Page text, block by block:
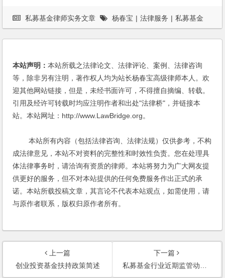
私募基金律师实务文章 杨春宝 | 法律服务 | 私募基金
本站声明：本站所载之法律论文、法律评论、案例、法律咨询
等，除非另有注明，著作权人均为站长杨春宝高级律师本人。欢
迎其他网站链接，但是，未经书面许可，不得擅自摘编、转载。
引用及经许可转载时均应注明作者和出处"法律桥"，并链接本
站。本站网址：http://www.LawBridge.org。
本站所有内容（包括法律咨询、法律法规）仅供参考，不构
成法律意见，本站不对资料的完整性和时效性负责。您在处理具
体法律事务时，请洽询有资质的律师。本站将努力为广大网友提
供更好的服务，但不对本站提供的任何免费服务作出正式的承
诺。本站所载投稿文章，其言论不代表本站观点，如需使用，请
与原作者联系，版权归原作者所有。
上一篇
创业投资基金扶持政策简述
下一篇
私募基金行业近期监管动态（2018年4月）